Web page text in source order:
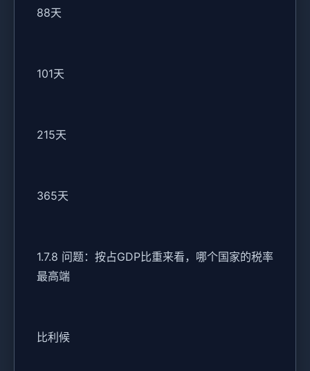
88天
101天
215天
365天
1.7.8 问题：按占GDP比重来看，哪个国家的税率
最高端
比利候